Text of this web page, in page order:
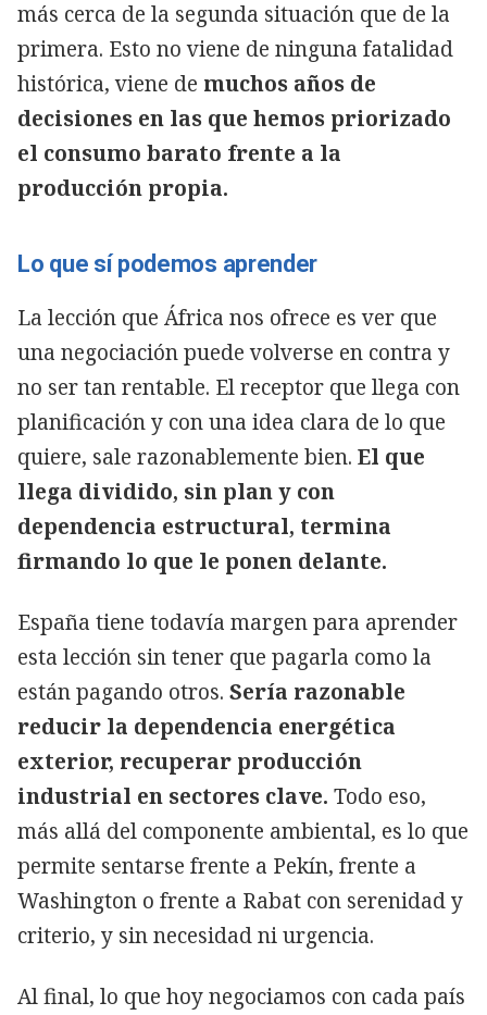
más cerca de la segunda situación que de la
primera. Esto no viene de ninguna fatalidad
histórica, viene de muchos años de
decisiones en las que hemos priorizado
el consumo barato frente a la
producción propia.
Lo que sí podemos aprender
La lección que África nos ofrece es ver que
una negociación puede volverse en contra y
no ser tan rentable. El receptor que llega con
planificación y con una idea clara de lo que
quiere, sale razonablemente bien. El que
llega dividido, sin plan y con
dependencia estructural, termina
firmando lo que le ponen delante.
España tiene todavía margen para aprender
esta lección sin tener que pagarla como la
están pagando otros. Sería razonable
reducir la dependencia energética
exterior, recuperar producción
industrial en sectores clave. Todo eso,
más allá del componente ambiental, es lo que
permite sentarse frente a Pekín, frente a
Washington o frente a Rabat con serenidad y
criterio, y sin necesidad ni urgencia.
Al final, lo que hoy negociamos con cada país